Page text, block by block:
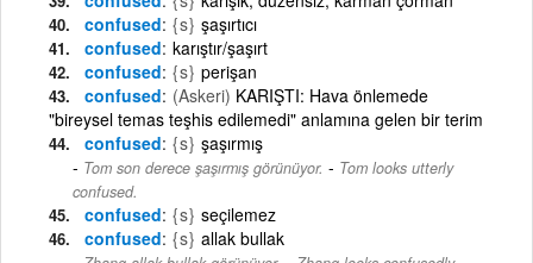
confused {s} şaşırtıcı
confused karıştır/şaşırt
confused {s} perişan
confused (Askeri) KARIŞTI: Hava önlemede
"bireysel temas teşhis edilemedi" anlamına gelen bir terim
confused {s} şaşırmış
Tom son derece şaşırmış görünüyor. - Tom looks utterly
confused.
confused {s} seçilemez
confused {s} allak bullak